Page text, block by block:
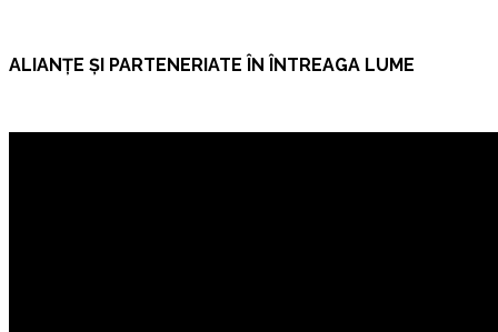
ALIANȚE ȘI PARTENERIATE ÎN ÎNTREAGA LUME